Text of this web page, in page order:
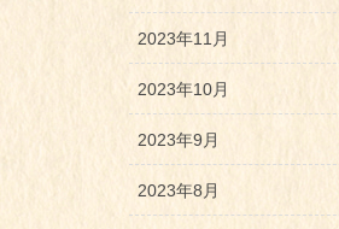
2023年11月
2023年10月
2023年9月
2023年8月